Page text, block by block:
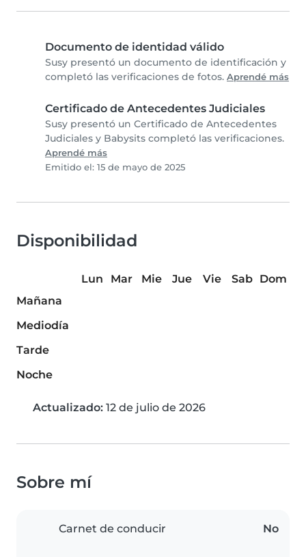
Documento de identidad válido
Susy presentó un documento de identificación y
completó las verificaciones de fotos. Aprendé más
Certificado de Antecedentes Judiciales
Susy presentó un Certificado de Antecedentes
Judiciales y Babysits completó las verificaciones.
Aprendé más
Emitido el: 15 de mayo de 2025
Disponibilidad
Lun Mar Mie Jue Vie Sab
Dom
Mañana
Mediodía
Tarde
Noche
Actualizado: 12 de julio de 2026
Sobre mí
Carnet de conducir No